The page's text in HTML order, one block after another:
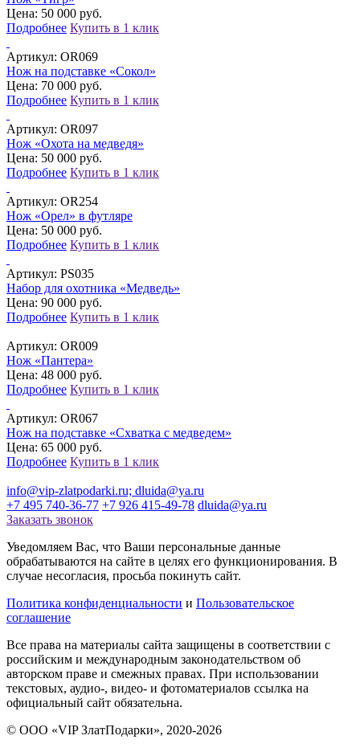
Цена: 50 000 руб.
Подробнее Купить в 1 клик
Артикул: OR069
Нож на подставке «Сокол»
Цена: 70 000 руб.
Подробнее Купить в 1 клик
Артикул: OR097
Нож «Охота на медведя»
Цена: 50 000 руб.
Подробнее Купить в 1 клик
Артикул: OR254
Нож «Орел» в футляре
Цена: 50 000 руб.
Подробнее Купить в 1 клик
Артикул: PS035
Набор для охотника «Медведь»
Цена: 90 000 руб.
Подробнее Купить в 1 клик
Артикул: OR009
Нож «Пантера»
Цена: 48 000 руб.
Подробнее Купить в 1 клик
Артикул: OR067
Нож на подставке «Схватка с медведем»
Цена: 65 000 руб.
Подробнее Купить в 1 клик
info@vip-zlatpodarki.ru; dluida@ya.ru
+7 495 740-36-77 +7 926 415-49-78 dluida@ya.ru
Заказать звонок
Уведомляем Вас, что Ваши персональные данные
обрабатываются на сайте в целях его функционирования. В
случае несогласия, просьба покинуть сайт.
Политика конфиденциальности и Пользовательское
соглашение
Все права на материалы сайта защищены в соответствии с
российским и международным законодательством об
авторском праве и смежных правах. При использовании
текстовых, аудио-, видео- и фотоматериалов ссылка на
официальный сайт обязательна.
© ООО «VIP ЗлатПодарки», 2020-2026